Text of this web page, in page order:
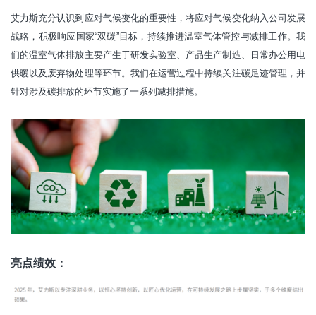
艾力斯充分认识到应对气候变化的重要性，将应对气候变化纳入公司发展
战略，积极响应国家“双碳”目标，持续推进温室气体管控与减排工作。我
们的温室气体排放主要产生于研发实验室、产品生产制造、日常办公用电
供暖以及废弃物处理等环节。我们在运营过程中持续关注碳足迹管理，并
针对涉及碳排放的环节实施了一系列减排措施。
亮点绩效：